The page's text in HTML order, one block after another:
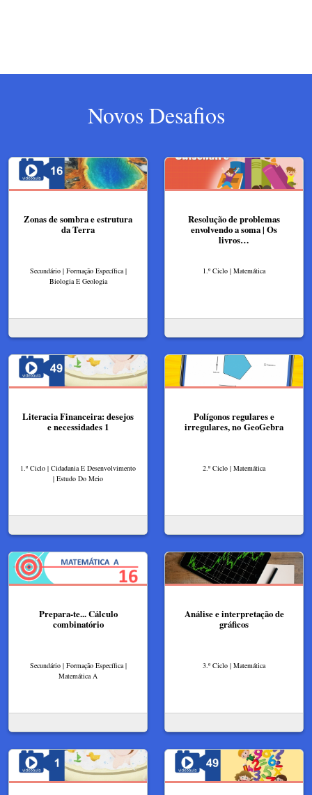
Novos Desafios
Zonas de sombra e estrutura
da Terra
Secundário | Formação Específica |
Biologia E Geologia
Resolução de problemas
envolvendo a soma | Os
livros…
1.º Ciclo | Matemática
Literacia Financeira: desejos
e necessidades 1
1.º Ciclo | Cidadania E Desenvolvimento
| Estudo Do Meio
Polígonos regulares e
irregulares, no GeoGebra
2.º Ciclo | Matemática
Prepara-te... Cálculo
combinatório
Secundário | Formação Específica |
Matemática A
Análise e interpretação de
gráficos
3.º Ciclo | Matemática